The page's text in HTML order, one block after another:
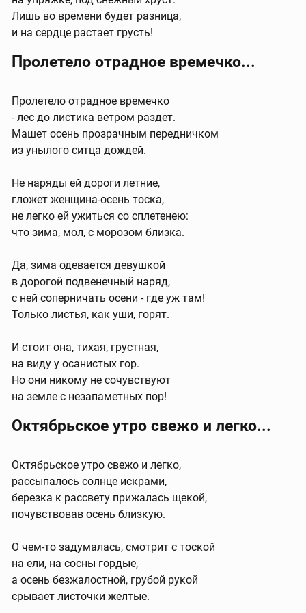
Лишь во времени будет разница,
и на сердце растает грусть!
Пролетело отрадное времечко...
Пролетело отрадное времечко
- лес до листика ветром раздет.
Машет осень прозрачным передничком
из унылого ситца дождей.
Не наряды ей дороги летние,
гложет женщина-осень тоска,
не легко ей ужиться со сплетенею:
что зима, мол, с морозом близка.
Да, зима одевается девушкой
в дорогой подвенечный наряд,
с ней соперничать осени - где уж там!
Только листья, как уши, горят.
И стоит она, тихая, грустная,
на виду у осанистых гор.
Но они никому не сочувствуют
на земле с незапаметных пор!
Октябрьское утро свежо и легко...
Октябрьское утро свежо и легко,
рассыпалось солнце искрами,
березка к рассвету прижалась щекой,
почувствовав осень близкую.
О чем-то задумалась, смотрит с тоской
на ели, на сосны гордые,
а осень безжалостной, грубой рукой
срывает листочки желтые.